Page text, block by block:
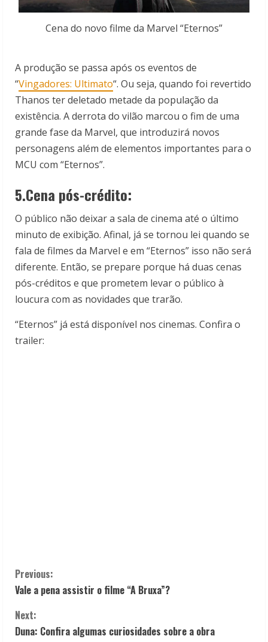
Cena do novo filme da Marvel “Eternos”
A produção se passa após os eventos de
“Vingadores: Ultimato“. Ou seja, quando foi revertido
Thanos ter deletado metade da população da
existência. A derrota do vilão marcou o fim de uma
grande fase da Marvel, que introduzirá novos
personagens além de elementos importantes para o
MCU com “Eternos”.
5.Cena pós-crédito:
O público não deixar a sala de cinema até o último
minuto de exibição. Afinal, já se tornou lei quando se
fala de filmes da Marvel e em “Eternos” isso não será
diferente. Então, se prepare porque há duas cenas
pós-créditos e que prometem levar o público à
loucura com as novidades que trarão.
“Eternos” já está disponível nos cinemas. Confira o
trailer:
C
o
n
Previous:
Vale a pena assistir o filme “A Bruxa”?
Next:
Duna: Confira algumas curiosidades sobre a obra